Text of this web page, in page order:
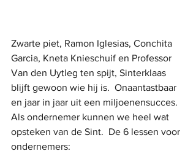
Zwarte piet, Ramon Iglesias, Conchita
Garcia, Kneta Knieschuif en Professor
Van den Uytleg ten spijt, Sinterklaas
blijft gewoon wie hij is.  Onaantastbaar
en jaar in jaar uit een miljoenensucces.
Als ondernemer kunnen we heel wat
opsteken van de Sint.  De 6 lessen voor
ondernemers: